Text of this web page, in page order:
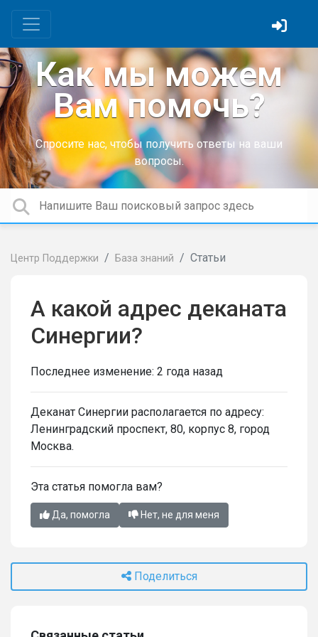
Как мы можем
Вам помочь?
Спросите нас, чтобы получить ответы на ваши
вопросы.
Центр Поддержки База знаний Статьи
А какой адрес деканата
Синергии?
Последнее изменение: 2 года назад
Деканат Синергии располагается по адресу:
Ленинградский проспект, 80, корпус 8, город
Москва.
Эта статья помогла вам?
Да, помогла Нет, не для меня
Поделиться